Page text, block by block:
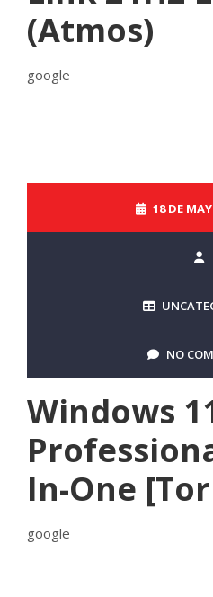
(Atmos)
google
18 DE
NO
Windows
In-One
google